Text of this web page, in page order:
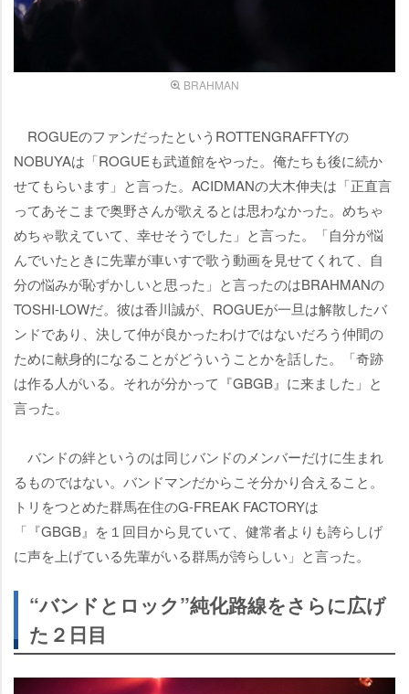
BRAHMAN
ROGUEのファンだったというROTTENGRAFFTYの
NOBUYAは「ROGUEも武道館をやった。俺たちも後に続か
せてもらいます」と言った。ACIDMANの大木伸夫は「正直言
ってあそこまで奥野さんが歌えるとは思わなかった。めちゃ
めちゃ歌えていて、幸せそうでした」と言った。「自分が悩
んでいたときに先輩が車いすで歌う動画を見せてくれて、自
分の悩みが恥ずかしいと思った」と言ったのはBRAHMANの
TOSHI-LOWだ。彼は香川誠が、ROGUEが一旦は解散したバ
ンドであり、決して仲が良かったわけではないだろう仲間の
ために献身的になることがどういうことかを話した。「奇跡
は作る人がいる。それが分かって『GBGB』に来ました」と
言った。
バンドの絆というのは同じバンドのメンバーだけに生まれ
るものではない。バンドマンだからこそ分かり合えること。
トリをつとめた群馬在住のG-FREAK FACTORYは
「『GBGB』を１回目から見ていて、健常者よりも誇らしげ
に声を上げている先輩がいる群馬が誇らしい」と言った。
“バンドとロック”純化路線をさらに広げ
た２日目